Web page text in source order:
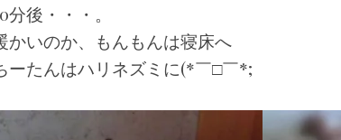
分後・・・。
かいのか、もんもんは寝床へ
ーたんはハリネズミに(*￣□￣*;